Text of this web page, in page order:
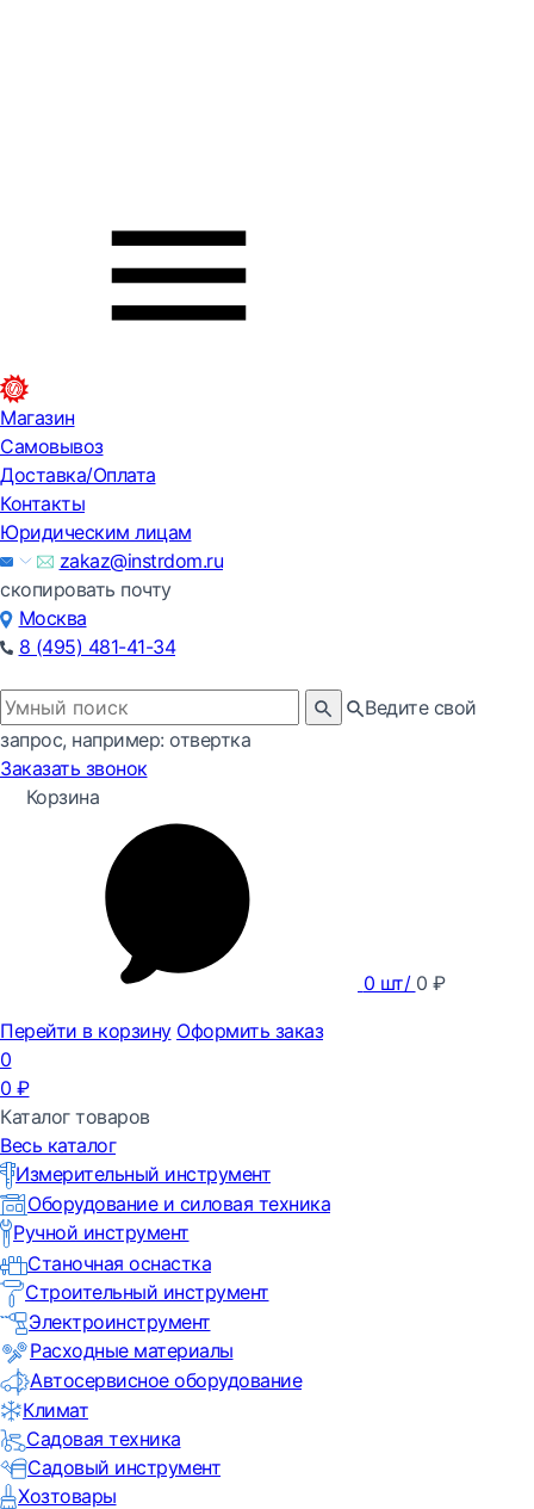
Магазин
Самовывоз
Доставка/Оплата
Контакты
Юридическим лицам
zakaz@instrdom.ru
скопировать почту
Москва
8 (495) 481-41-34
Ведите свой
запрос, например: отвертка
Заказать звонок
Корзина
0 шт/ 0 ₽
Перейти в корзину Оформить заказ
0
0 ₽
Каталог товаров
Весь каталог
Измерительный инструмент
Оборудование и силовая техника
Ручной инструмент
Станочная оснастка
Строительный инструмент
Электроинструмент
Расходные материалы
Автосервисное оборудование
Климат
Садовая техника
Садовый инструмент
Хозтовары